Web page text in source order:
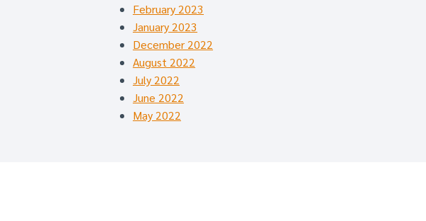
February 2023
January 2023
December 2022
August 2022
July 2022
June 2022
May 2022